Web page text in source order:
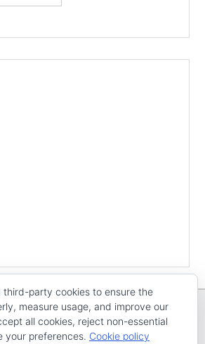
third-party cookies to ensure the
measure usage, and improve our
all cookies, reject non-essential
your preferences. Cookie policy